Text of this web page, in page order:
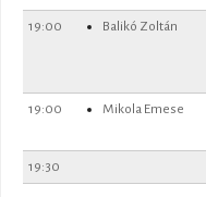
19:00 Balikó Zoltán
19:00 Mikola Emese
19:30